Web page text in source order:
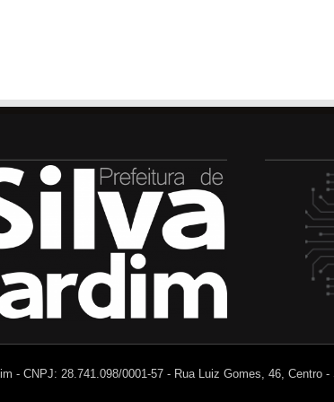
- CNPJ: 28.741.098/0001-57 - Rua Luiz Gomes, 46, Centro